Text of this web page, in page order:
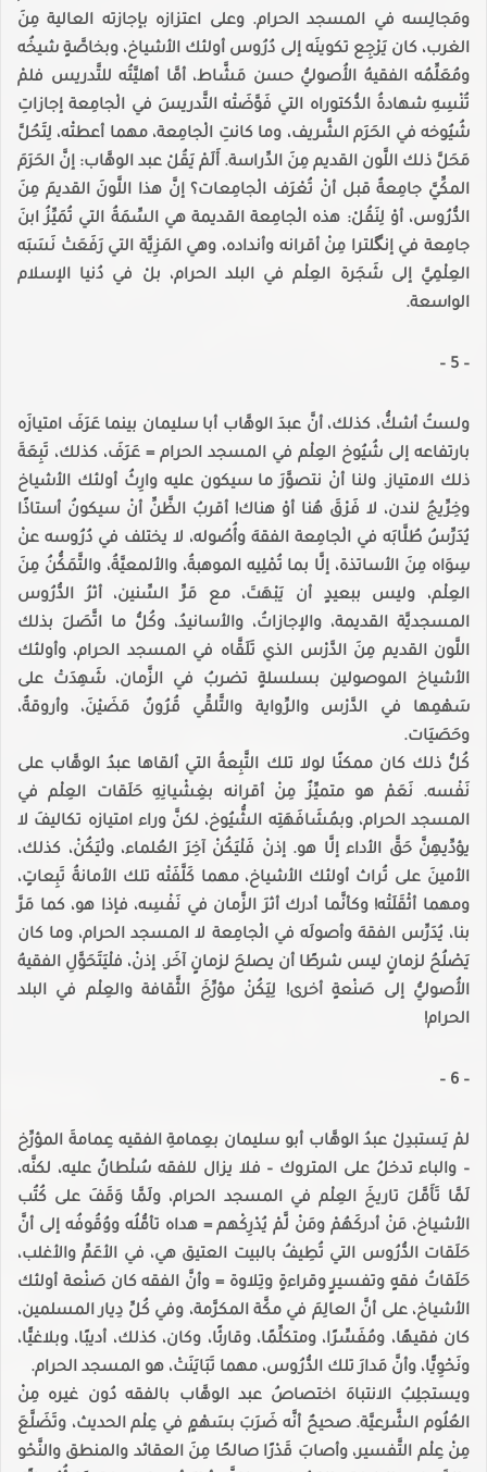
ومَجالِسه في المسجد الحرام. وعلى اعتزازه بإجازته العالية مِنَ
الغرب، كان يَرْجِع تكوينَه إلى دُرُوس أولئك الأشياخ، وبخاصَّةٍ شيخُه
ومُعَلِّمُه الفقيهُ الأُصوليُّ حسن مَشَّاط، أمَّا أهليَّتُه للتَّدريس فلمْ
تُنْسِهِ شهادةُ الدُّكتوراه التي فَوَّضَتْه التَّدريسَ في الْجامِعة إجازاتِ
شُيُوخه في الحَرَم الشَّريف، وما كانتِ الْجامِعة، مهما أعطتْه، لِتَحُلَّ
مَحَلَّ ذلك اللَّون القديم مِنَ الدِّراسة. أَلَمْ يَقُلْ عبد الوهَّاب: إنَّ الحَرَمَ
المكِّيَّ جامِعةٌ قبل أنْ تُعْرَف الْجامِعات؟ إنَّ هذا اللَّونَ القديمَ مِنَ
الدُّرُوس، أوْ لِنَقُلْ: هذه الْجامِعة القديمة هي السِّمَةُ التي تُمَيِّزُ ابنَ
جامِعة في إنگلترا مِنْ أقرانه وأنداده، وهي المَزِيَّة التي رَفَعَتْ نَسَبَه
العِلْمِيَّ إلى شَجَرة العِلْم في البلد الحرام، بلْ في دُنيا الإسلام
الواسعة.
– 5 –
ولستُ أشكُّ، كذلك، أنَّ عبدَ الوهَّاب أبا سليمان بينما عَرَفَ امتيازَه
بارتفاعه إلى شُيُوخ العِلْم في المسجد الحرام = عَرَفَ، كذلك، تَبِعَةَ
ذلك الامتياز. ولنا أنْ نتصوَّرَ ما سيكون عليه وارِثُ أولئك الأشياخ
وخِرِّيجُ لندن، لا فَرْقَ هُنا أوْ هناك! أقربُ الظَّنِّ أنْ سيكونُ أستاذًا
يُدَرِّسُ طُلَّابَه في الْجامِعة الفقهَ وأُصُوله، لا يختلف في دُرُوسه عنْ
سِوَاه مِنَ الأساتذة، إلَّا بما تُمْلِيه الموهبةُ، والألمعيَّةُ، والتَّمَكُّنُ مِنَ
العِلْم، وليس ببعيدٍ أن يَبْهَتَ، مع مَرِّ السِّنين، أثرُ الدُّرُوس
المسجديَّة القديمة، والإجازاتُ، والأسانيدُ، وكُلُّ ما اتَّصَلَ بذلك
اللَّون القديم مِنَ الدَّرْس الذي تَلَقَّاه في المسجد الحرام، وأولئك
الأشياخ الموصولين بسلسلةٍ تضربُ في الزَّمان، شَهِدَتْ على
سَهْمِها في الدَّرْس والرِّواية والتَّلقِّي قُرُونٌ مَضَيْنَ، وأروقةٌ،
وحَصَيَات.
كُلُّ ذلك كان ممكنًا لولا تلك التَّبِعةُ التي ألقاها عبدُ الوهَّاب على
نَفْسه. نَعَمْ هو متميِّزٌ مِنْ أقرانه بغِشْيانِهِ حَلَقات العِلْم في
المسجد الحرام، وبمُشَافَهَتِه الشُّيُوخ، لكنَّ وراء امتيازه تكاليفَ لا
يؤدِّيهِنَّ حَقَّ الأداء إلَّا هو. إذنْ فَلْيَكُنْ آخِرَ العُلماء، ولْيَكُنْ، كذلك،
الأمينَ على تُراث أولئك الأشياخ، مهما كَلَّفَتْه تلك الأمانةُ تَبِعاتٍ،
ومهما أثْقَلَتْه! وكأنَّما أدرك أثرَ الزَّمان في نَفْسِه، فإذا هو، كما مَرَّ
بنا، يُدَرِّس الفقهَ وأصولَه في الْجامِعة لا المسجد الحرام، وما كان
يَصْلُحُ لزمانٍ ليس شرطًا أن يصلحَ لزمانٍ آخَر. إذنْ، فلْيَتَحَوَّلِ الفقيهُ
الأُصوليُّ إلى صَنْعةٍ أخرى! لِيَكُنْ مؤرِّخَ الثَّقافة والعِلْم في البلد
الحرام!
– 6 –
لمْ يَستبدِلْ عبدُ الوهَّاب أبو سليمان بعِمامةِ الفقيه عِمامةَ المؤرِّخ
– والباء تدخلُ على المتروك – فلا يزال للفقه سُلْطانٌ عليه، لكنَّه،
لَمَّا تَأَمَّلَ تاريخَ العِلْم في المسجد الحرام، ولَمَّا وَقَفَ على كُتُب
الأشياخ، مَنْ أدركَهُمْ ومَنْ لَّمْ يُدْرِكْهم = هداه تأمُّلُه ووُقُوفُه إلى أنَّ
حَلَقات الدُّرُوس التي تُطِيفُ بالبيت العتيق هي، في الأعَمِّ والأغلب،
حَلَقاتُ فقهٍ وتفسيرٍ وقراءةٍ وتِلاوة = وأنَّ الفقه كان صَنْعة أولئك
الأشياخ، على أنَّ العالِمَ في مكَّة المكرَّمة، وفي كُلِّ دِيار المسلمين،
كان فقيهًا، ومُفَسِّرًا، ومتكلِّمًا، وقارئًا، وكان، كذلك، أديبًا، وبلاغيًّا،
ونَحْوِيًّا، وأنَّ مَدارَ تلك الدُّرُوس، مهما تَبَايَنَتْ، هو المسجد الحرام.
ويستجلِبُ الانتباهَ اختصاصُ عبد الوهَّاب بالفقه دُون غيره مِنْ
العُلُوم الشَّرعيَّة. صحيحٌ أنَّه ضَرَبَ بسَهْمٍ في عِلْم الحديث، وتَضَلَّعَ
مِنْ عِلْم التَّفسير، وأصابَ قَدْرًا صالحًا مِنَ العقائد والمنطق والنَّحْو